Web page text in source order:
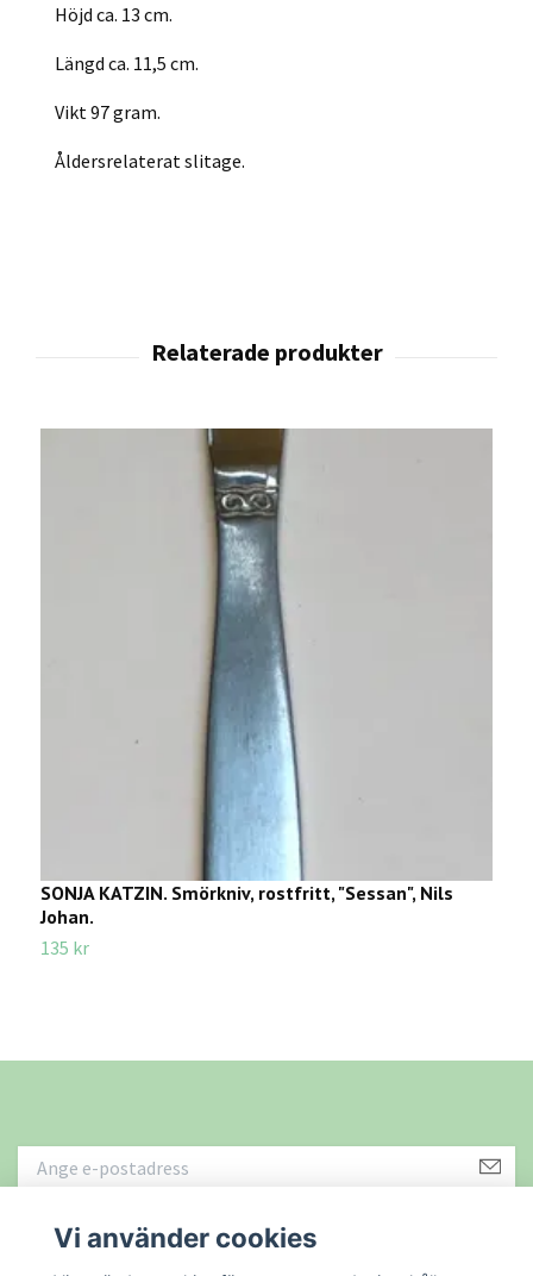
Höjd ca. 13 cm.
Längd ca. 11,5 cm.
Vikt 97 gram.
Åldersrelaterat slitage.
SONJA KATZIN. Smörkniv, rostfritt, "Sessan", Nils
Johan.
135 kr
Vi använder cookies